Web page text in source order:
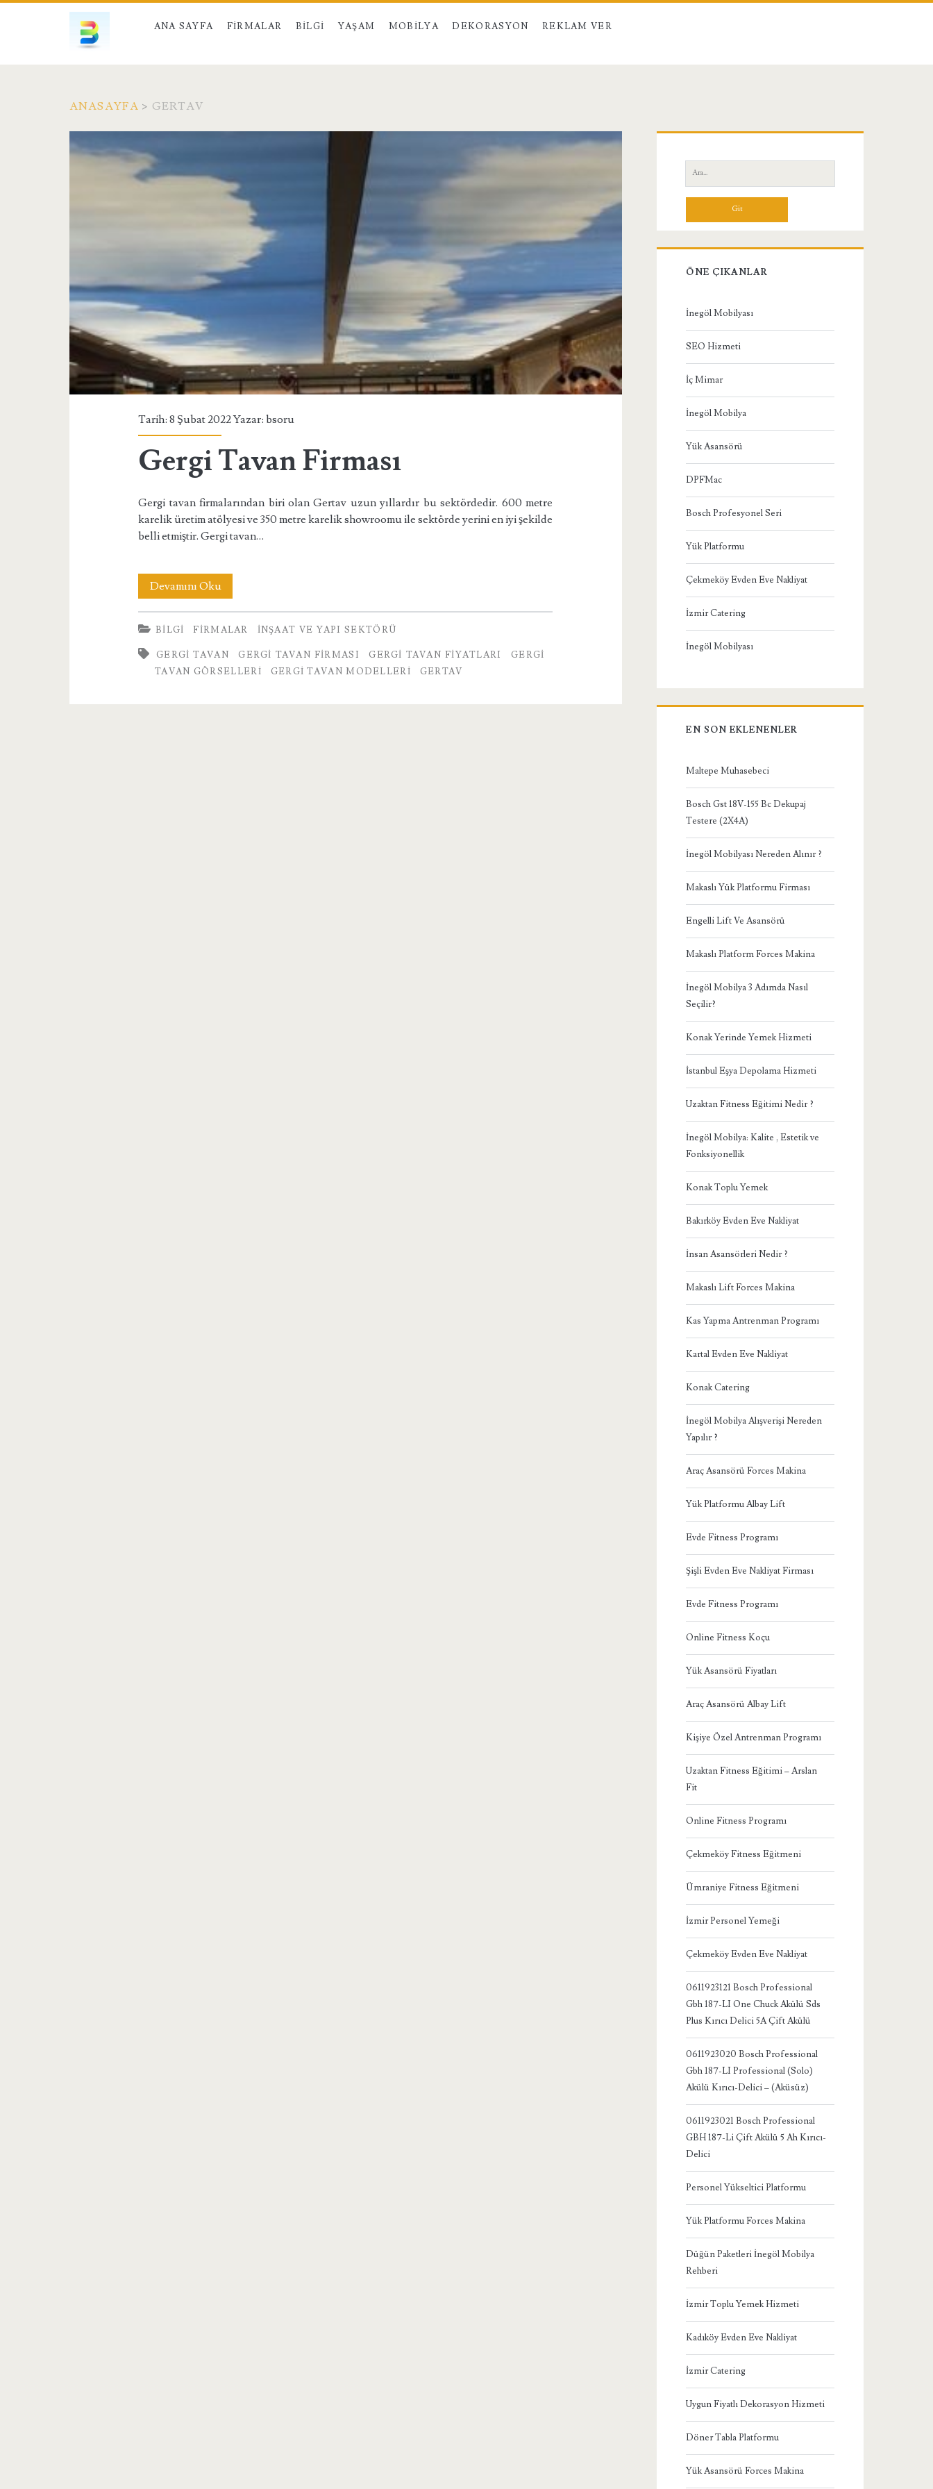
ANA SAYFA FIRMALAR BILGI YAŞAM MOBILYA DEKORASYON REKLAM VER
ANASAYFA > GERTAV
Etiket:
<span>gertav</span>
Tarih: 8 Şubat 2022 Yazar:bsoru
Gergi Tavan Firması
Gergi tavan firmalarından biri olan Gertav uzun yıllardır bu sektördedir. 600 metre
karelik üretim atölyesi ve 350 metre karelik showroomu ile sektörde yerini en iyi şekilde
belli etmiştir. Gergi tavan…
Devamını OkuGergi
Tavan
Firması
BILGI FIRMALAR İNŞAAT VE YAPI SEKTÖRÜ
GERGI TAVAN GERGI TAVAN FIRMASI GERGI TAVAN FIYATLARI
GERGI
TAVAN GÖRSELLERI
GERGI TAVAN MODELLERI GERTAV
Yan
Menü
Ara:
ÖNE ÇIKANLAR
İnegöl Mobilyası
SEO Hizmeti
İç Mimar
İnegöl Mobilya
Yük Asansörü
DPFMac
Bosch Profesyonel Seri
Yük Platformu
Çekmeköy Evden Eve Nakliyat
İzmir Catering
İnegöl Mobilyası
EN SON EKLENENLER
Maltepe Muhasebeci
Bosch Gst 18V-155 Bc Dekupaj
Testere (2X4A)
İnegöl Mobilyası Nereden Alınır ?
Makaslı Yük Platformu Firması
Engelli Lift Ve Asansörü
Makaslı Platform Forces Makina
İnegöl Mobilya 3 Adımda Nasıl
Seçilir?
Konak Yerinde Yemek Hizmeti
İstanbul Eşya Depolama Hizmeti
Uzaktan Fitness Eğitimi Nedir ?
İnegöl Mobilya: Kalite , Estetik ve
Fonksiyonellik
Konak Toplu Yemek
Bakırköy Evden Eve Nakliyat
İnsan Asansörleri Nedir ?
Makaslı Lift Forces Makina
Kas Yapma Antrenman Programı
Kartal Evden Eve Nakliyat
Konak Catering
İnegöl Mobilya Alışverişi Nereden
Yapılır ?
Araç Asansörü Forces Makina
Yük Platformu Albay Lift
Evde Fitness Programı
Şişli Evden Eve Nakliyat Firması
Evde Fitness Programı
Online Fitness Koçu
Yük Asansörü Fiyatları
Araç Asansörü Albay Lift
Kişiye Özel Antrenman Programı
Uzaktan Fitness Eğitimi – Arslan
Fit
Online Fitness Programı
Çekmeköy Fitness Eğitmeni
Ümraniye Fitness Eğitmeni
İzmir Personel Yemeği
Çekmeköy Evden Eve Nakliyat
0611923121 Bosch Professional
Gbh 187-LI One Chuck Akülü Sds
Plus Kırıcı Delici 5A Çift Akülü
0611923020 Bosch Professional
Gbh 187-LI Professional (Solo)
Akülü Kırıcı-Delici – (Aküsüz)
0611923021 Bosch Professional
GBH 187-Li Çift Akülü 5 Ah Kırıcı-
Delici
Personel Yükseltici Platformu
Yük Platformu Forces Makina
Düğün Paketleri İnegöl Mobilya
Rehberi
İzmir Toplu Yemek Hizmeti
Kadıköy Evden Eve Nakliyat
İzmir Catering
Uygun Fiyatlı Dekorasyon Hizmeti
Döner Tabla Platformu
Yük Asansörü Forces Makina